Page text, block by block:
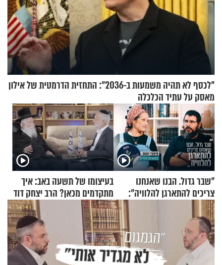
"לכסף לא תהיה משמעות ב-2036": התחזית הדרמטית של אילון
מאסק על עתיד הכלכלה
"שבר גדול. הבנו שאנחנו
צריכים להתארגן להלוויה":
זוגיות במבחן, הפעם עם מרים
וגד דנינו
בעיצומו של תשעה באב: איך
מתקדמים מכאן? הרב יצחק דוד
גרוסמן בשיחה מיוחדת